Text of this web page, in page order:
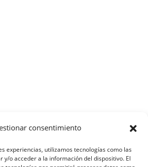
consentimiento
experiencias, utilizamos tecnologías como las
y/o acceder a la información del dispositivo. El
Lluïsos